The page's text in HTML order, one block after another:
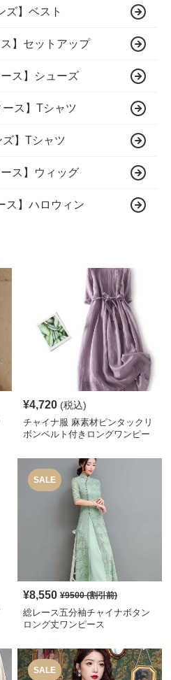
ズ】ベスト
ス】セットアップ
ース】シューズ
ース】Tシャツ
ズ】Tシャツ
ース】ウィッグ
ス】ハロウィン
¥4,720 (税込)
チャイナ服 麻素材ピンタックリ
ボンベルト付きロングワンピー
SALE
¥8,550 ¥9500(割引前)
総レース五分袖チャイナボタン
ロング丈ワンピース
SALE